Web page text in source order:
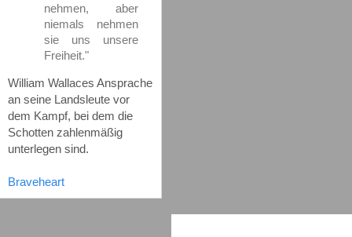
nehmen, aber
niemals nehmen
sie uns unsere
Freiheit."
William Wallaces Ansprache
an seine Landsleute vor
dem Kampf, bei dem die
Schotten zahlenmäßig
unterlegen sind.
Braveheart